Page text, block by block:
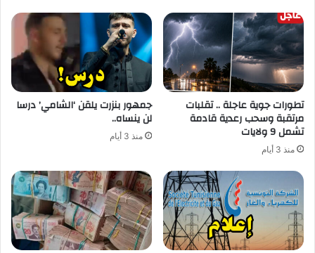
تطورات جوية عاجلة .. تقلبات
مرتقبة وسحب رعدية قادمة
تشمل 9 ولايات
منذ 3 أيام
جمهور بنزرت يلقن ‘الشامي’ درسا
لن ينساه..
منذ 3 أيام